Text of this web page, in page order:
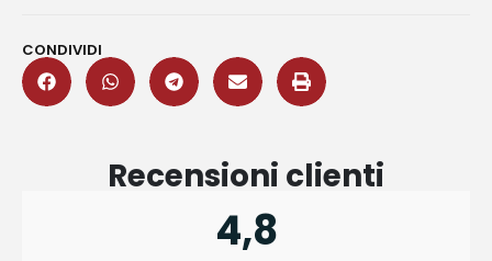
CONDIVIDI
Recensioni clienti
4,8